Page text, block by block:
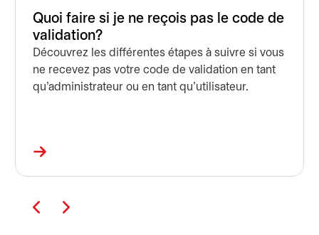
Quoi faire si je ne reçois pas le code de
validation?
Découvrez les différentes étapes à suivre si vous
ne recevez pas votre code de validation en tant
qu'administrateur ou en tant qu'utilisateur.